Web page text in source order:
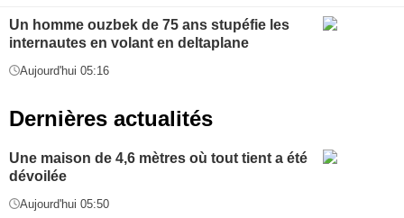
Un homme ouzbek de 75 ans stupéfie les
internautes en volant en deltaplane
Aujourd'hui 05:16
Dernières actualités
Une maison de 4,6 mètres où tout tient a été
dévoilée
Aujourd'hui 05:50